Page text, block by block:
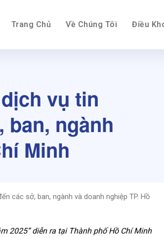
Trang Chủ Về Chúng Tôi Điều
vụ tin
ban, ngành
Minh
các sở, ban, ngành và doanh nghiệp TP. Hồ
2025” diễn ra tại Thành phố Hồ Chí Minh